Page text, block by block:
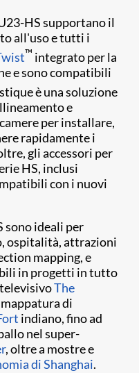
HS supportano il
all'uso e tutti i
™ integrato per la
e sono compatibili
è una soluzione
e
per installare,
rapidamente i
gli accessori per
HS, inclusi
con i nuovi
sono ideali per
ospitalità, attrazioni
mapping, e
in progetti in tutto
The
di
indiano, fino ad
nel super-
, oltre a mostre e
di Shanghai.